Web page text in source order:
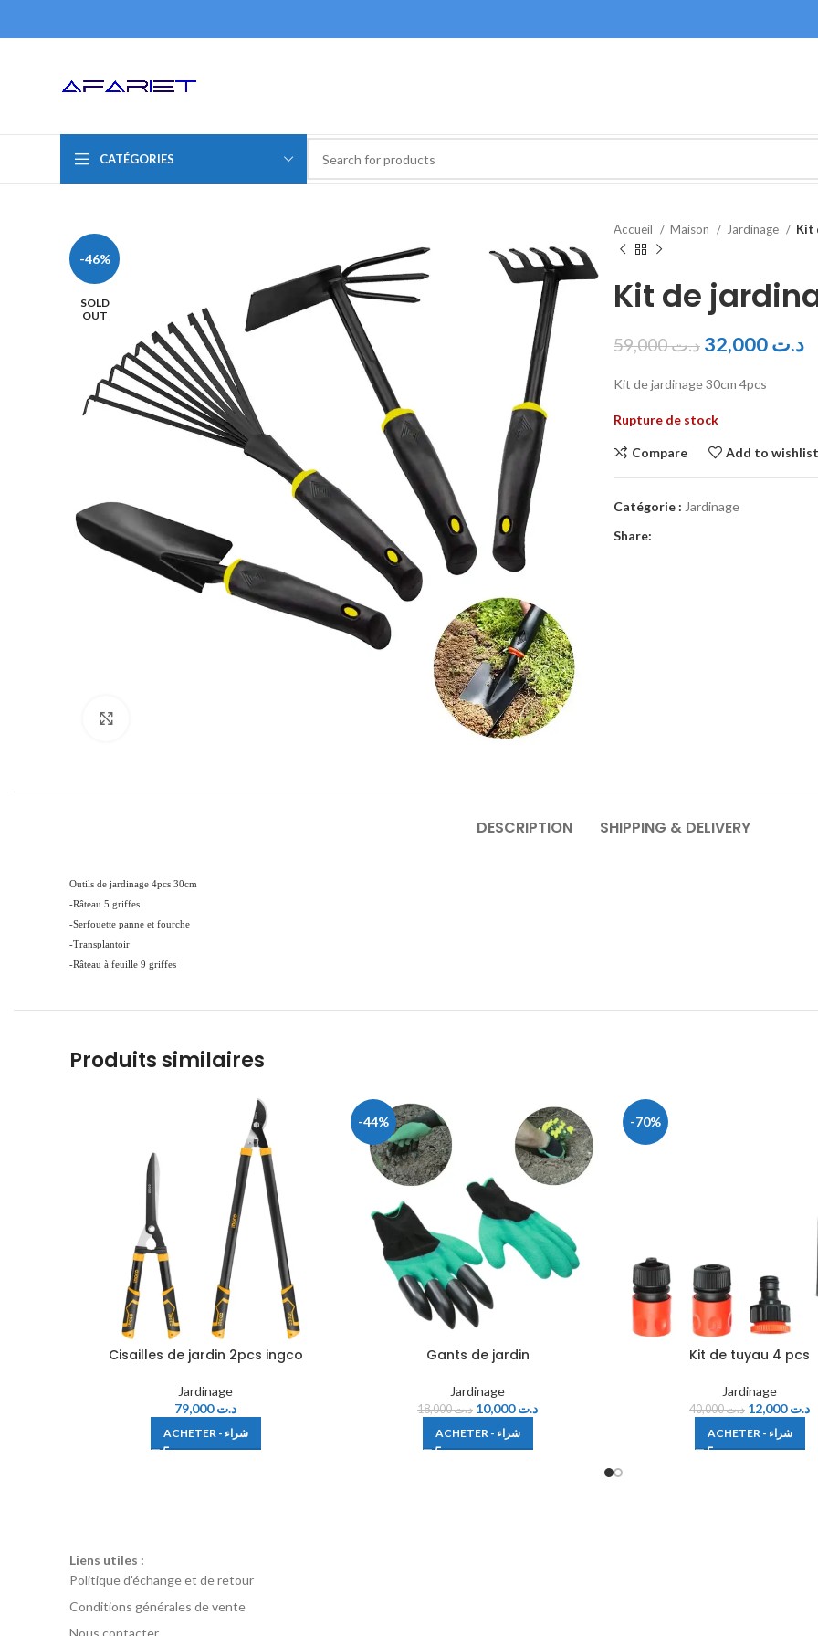
CATÉGORIES
-46%
SOLD
OUT
Accueil Maison Jardinage Kit
Kit de
د.ت59,000 د.ت
Kit de jardinage 30cm 4pcs
Rupture de stock
Compare Add to
Catégorie : Jardinage
Share:
DESCRIPTION SHIPPING & DELIVERY
Outils de jardinage 4pcs 30cm
-Râteau 5 griffes
-Serfouette panne et fourche
-Transplantoir
-Râteau à feuille 9 griffes
Produits similaires
Cisailles de jardin 2pcs ingco
Jardinage
د.ت79,000
ACHETER - شراء
-44%
Gants de jardin
Jardinage
د.ت18,000 د.ت10,000
ACHETER - شراء
-70%
Kit de tuyau 4 pcs
Jardinage
د.ت40,000 د.ت12,000
ACHETER - شراء
Liens utiles :
Politique d'échange et de retour
Conditions générales de vente
Nous contacter